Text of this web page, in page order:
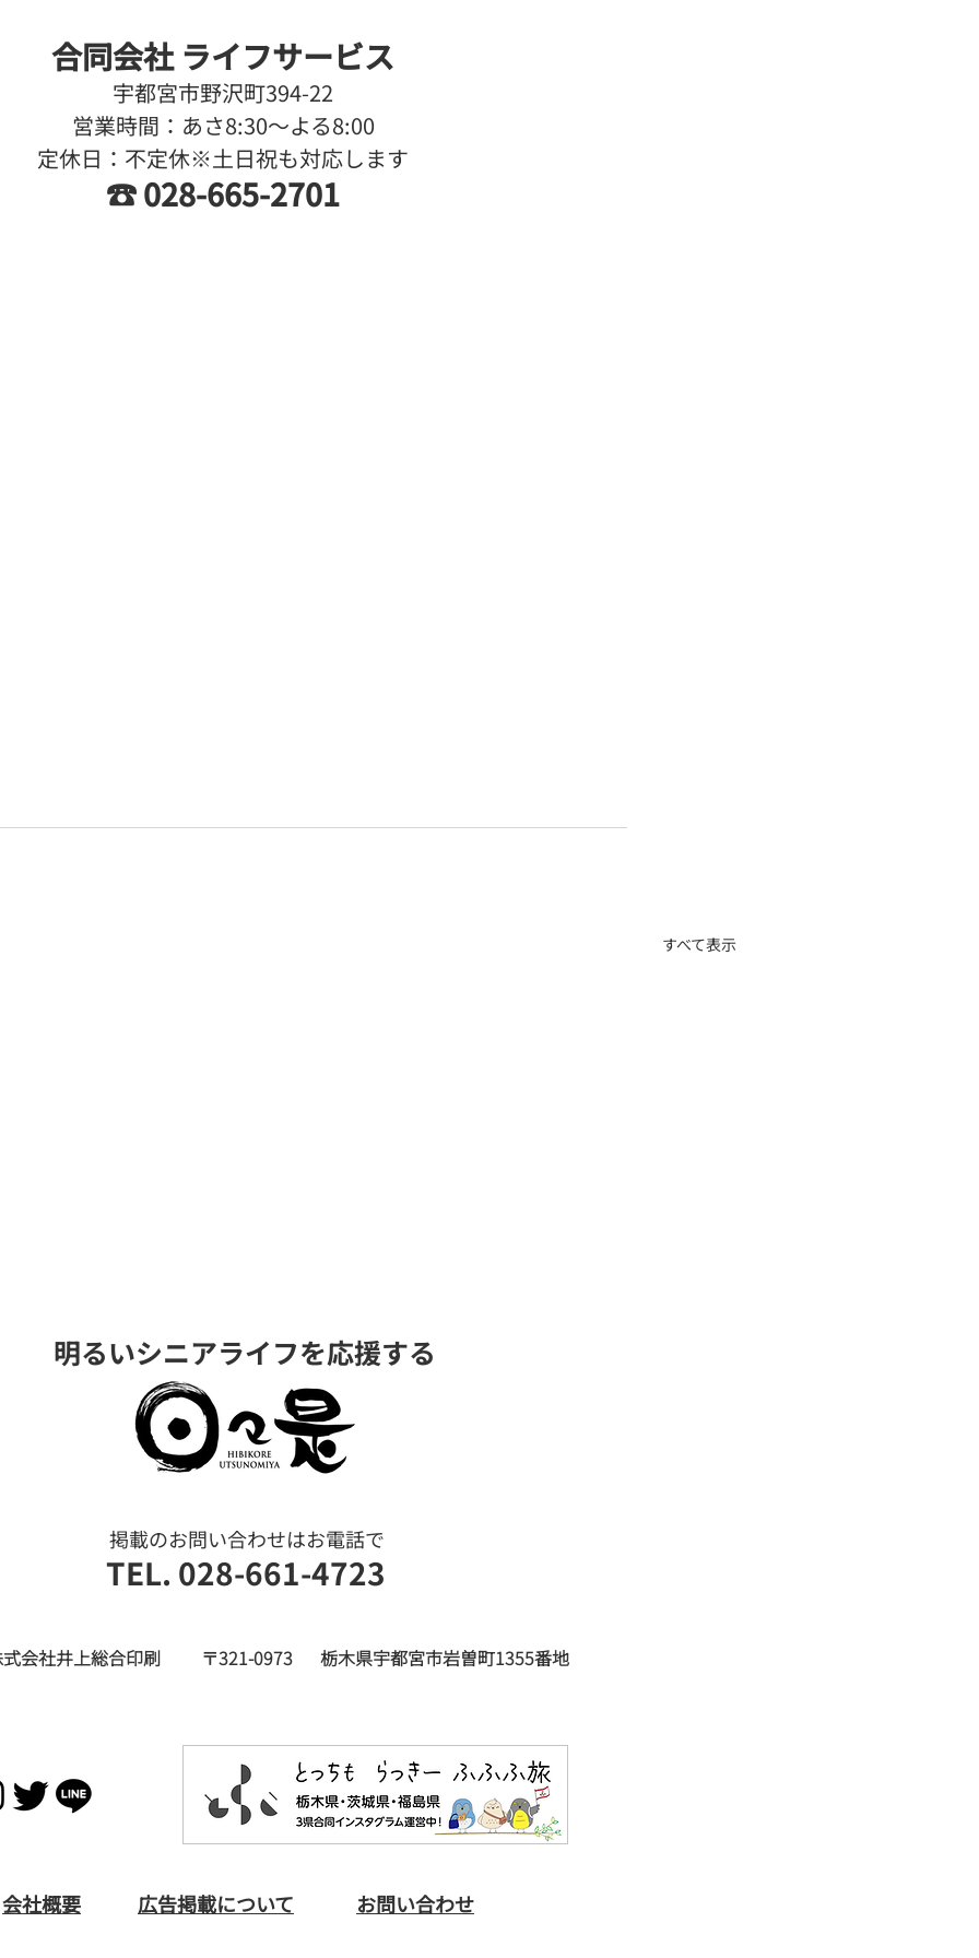
合同会社 ライフサービス
宇都宮市野沢町394-22
営業時間：あさ8:30〜よる8:00
定休日：不定休※土日祝も対応します
☎️ 028-665-2701
すべて表示
ヒビコレ家族の小さな旅 那
8月号
明るいシニアライフを応援する
​掲載のお問い合わせはお電話で
TEL. 028-661-4723
会社井上総合印刷 〒321-0973 栃木県宇都宮市岩曽町1355番地
​会社概要 広告掲載について お問い合わせ